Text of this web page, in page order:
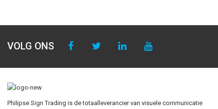
VOLG ONS
Philipse Sign Trading is de totaalleverancier van visuele communicatie